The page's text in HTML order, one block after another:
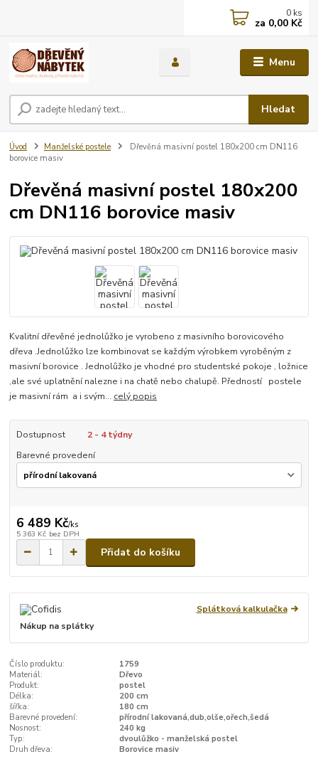
Menu
Hledat
0 ks
za 0,00 Kč
Úvod Manželské postele
Dřevěná masivní postel 180x200 cm DN116
borovice masiv
Dřevěná masivní postel 180x200
cm DN116 borovice masiv
Kvalitní dřevěné jednolůžko je vyrobeno z masivního borovicového
dřeva .Jednolůžko lze kombinovat se každým výrobkem vyroběným z
masivní borovice . Jednolůžko je vhodné pro studentské pokoje , ložnice
,ale své uplatnění nalezne i na chatě nebo chalupě. Předností postele
je masivní rám a i svým... celý popis
Dostupnost
2 - 4 týdny
Barevné provedení
6 489 Kč/ks
5 363 Kč bez DPH
Přidat do košíku
Splátková kalkulačka
Nákup na splátky
Číslo produktu:
1759
Materiál:
Dřevo
Produkt:
postel
Délka:
200 cm
šířka:
180 cm
Barevné provedení:
přírodní lakovaná,dub,olše,ořech,šedá
Nosnost:
240 kg
Typ:
dvoulůžko - manželská postel
Druh dřeva:
Borovice masiv